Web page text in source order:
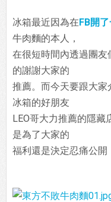
冰箱最近因為在FB開
牛肉麵的本人，
在很短時間內透過團
的謝謝大家的
推薦。而今天要跟大
冰箱的好朋友
LEO哥大力推薦的隱藏
是為了大家的
福利還是決定忍痛公開